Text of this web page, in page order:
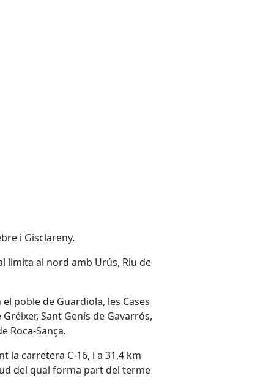
i Gisclareny.
limita al nord amb Urús, Riu de
poble de Guardiola, les Cases
Sant Genís de Gavarrós,
Roca-Sança.
la carretera C-16, i a 31,4 km
del qual forma part del terme